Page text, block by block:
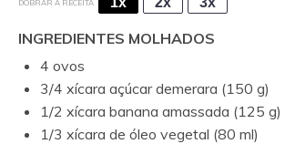
DOBRAR A RECEITA
INGREDIENTES MOLHADOS
4 ovos
3/4 xícara açúcar demerara (150 g)
1/2 xícara banana amassada (125 g)
1/3 xícara de óleo vegetal (80 ml)